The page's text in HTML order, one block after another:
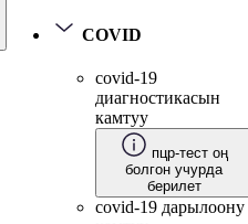
COVID
covid-19
диагностикасын
камтуу
пцр-тест оң
болгон учурда
берилет
covid-19 дарылоону